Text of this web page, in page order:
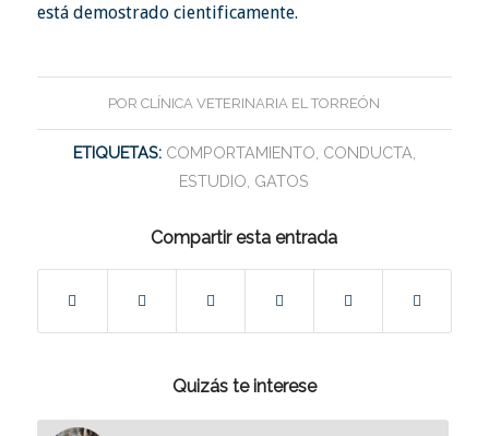
está demostrado cientificamente.
PORCLÍNICA VETERINARIA EL TORREÓN
ETIQUETAS: COMPORTAMIENTO, CONDUCTA,
ESTUDIO, GATOS
Compartir esta entrada
Quizás te interese